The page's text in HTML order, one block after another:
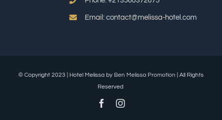
Email: contact@melissa-hotel.com
© Copyright 2023 | Hotel Melissa by Ben Melissa Promotion | All Rights
Reserved